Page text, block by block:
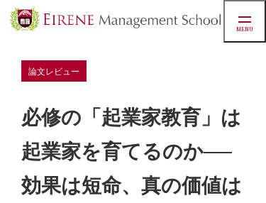
MENU
論文レビュー
必修の「起業家教育」は
起業家を育てるのか──
効果は短命、真の価値は